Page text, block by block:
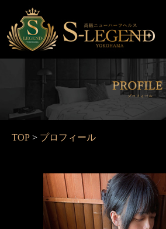
TOP > プロフィール